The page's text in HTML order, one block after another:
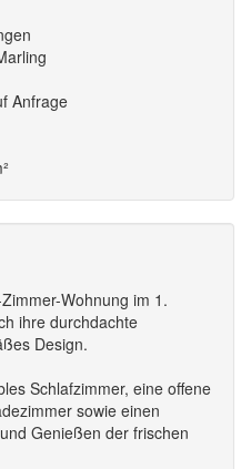
Anfrage
Wohnung im 1.
ihre durchdachte
Design.
Schlafzimmer, eine offene
sowie einen
Genießen der frischen